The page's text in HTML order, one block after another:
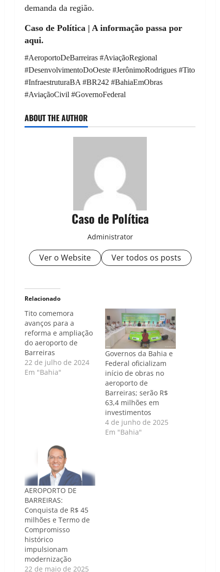
demanda da região.
Caso de Política | A informação passa por
aqui.
#AeroportoDeBarreiras #AviaçãoRegional
#DesenvolvimentoDoOeste #JerônimoRodrigues #Tito
#InfraestruturaBA #BR242 #BahiaEmObras
#AviaçãoCivil #GovernoFederal
ABOUT THE AUTHOR
Caso de Política
Administrator
Ver o Website Ver todos os posts
Relacionado
Tito comemora
avanços para a
reforma e ampliação
do aeroporto de
Barreiras
22 de julho de 2024
Em "Bahia"
Governos da Bahia e
Federal oficializam
início de obras no
aeroporto de
Barreiras; serão R$
63,4 milhões em
investimentos
4 de junho de 2025
Em "Bahia"
AEROPORTO DE
BARREIRAS:
Conquista de R$ 45
milhões e Termo de
Compromisso
histórico
impulsionam
modernização
22 de maio de 2025